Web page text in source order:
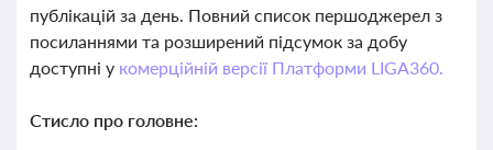
публікацій за день. Повний список першоджерел з
посиланнями та розширений підсумок за добу
доступні у комерційній версії Платформи LIGA360.
Стисло про головне: